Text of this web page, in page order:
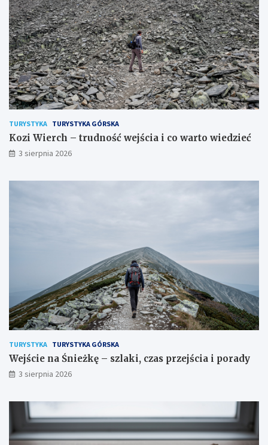
TURYSTYKA TURYSTYKA GÓRSKA
Kozi Wierch – trudność wejścia i co warto wiedzieć
3 sierpnia 2026
TURYSTYKA TURYSTYKA GÓRSKA
Wejście na Śnieżkę – szlaki, czas przejścia i porady
3 sierpnia 2026